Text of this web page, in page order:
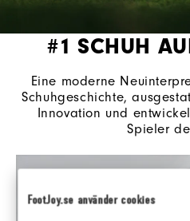
FootJoy.se använder cookies
#1 SCHUH
Eine moderne
Schuhgeschichte,
Innovation und
Spieler